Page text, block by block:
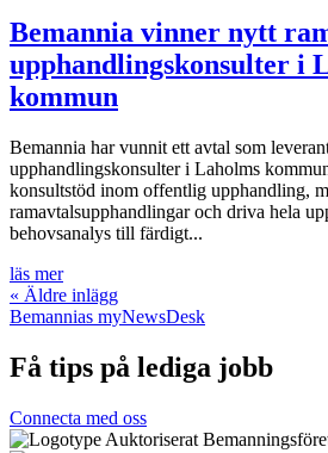
Bemannia vinner nytt
upphandlingskonsulter i
kommun
Bemannia har vunnit ett avtal som
upphandlingskonsulter i Laholms
konsultstöd inom offentlig upphandling,
ramavtalsupphandlingar och driva hela
behovsanalys till färdigt...
läs mer
« Äldre inlägg
Bemannias myNewsDesk
Få tips på lediga jobb
Connecta med oss